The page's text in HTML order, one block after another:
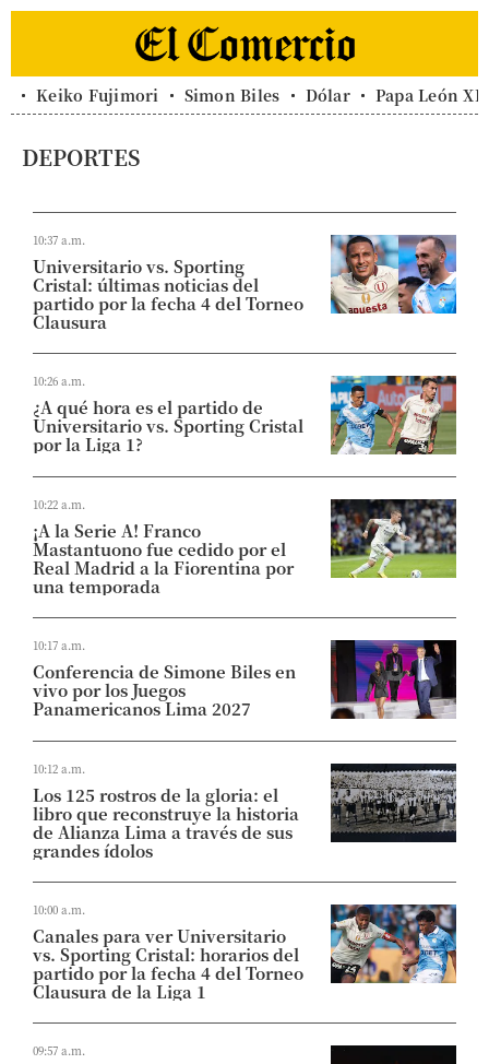
Keiko Fujimori Simon Biles Dólar Papa León
DEPORTES
10:37 a.m.
Universitario vs. Sporting
Cristal: últimas noticias del
partido por la fecha 4 del Torneo
Clausura
10:26 a.m.
¿A qué hora es el partido de
Universitario vs. Sporting Cristal
por la Liga 1?
10:22 a.m.
¡A la Serie A! Franco
Mastantuono fue cedido por el
Real Madrid a la Fiorentina por
una temporada
10:17 a.m.
Conferencia de Simone Biles en
vivo por los Juegos
Panamericanos Lima 2027
10:12 a.m.
Los 125 rostros de la gloria: el
libro que reconstruye la historia
de Alianza Lima a través de sus
grandes ídolos
10:00 a.m.
Canales para ver Universitario
vs. Sporting Cristal: horarios del
partido por la fecha 4 del Torneo
Clausura de la Liga 1
09:57 a.m.